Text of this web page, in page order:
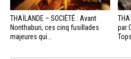
THAÏLANDE – SOCIÉTÉ : Avant
Nonthaburi, ces cinq fusillades
majeures qui...
par
Tops